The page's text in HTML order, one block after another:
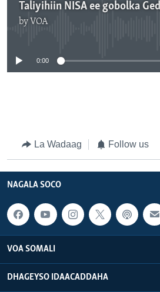
by VOA
0:00
La Wadaag Follow us
NAGALA SOCO
VOA SOMALI
DHAGEYSO IDAACADDAHA